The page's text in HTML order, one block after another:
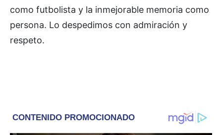
como futbolista y la inmejorable memoria como
persona. Lo despedimos con admiración y
respeto.